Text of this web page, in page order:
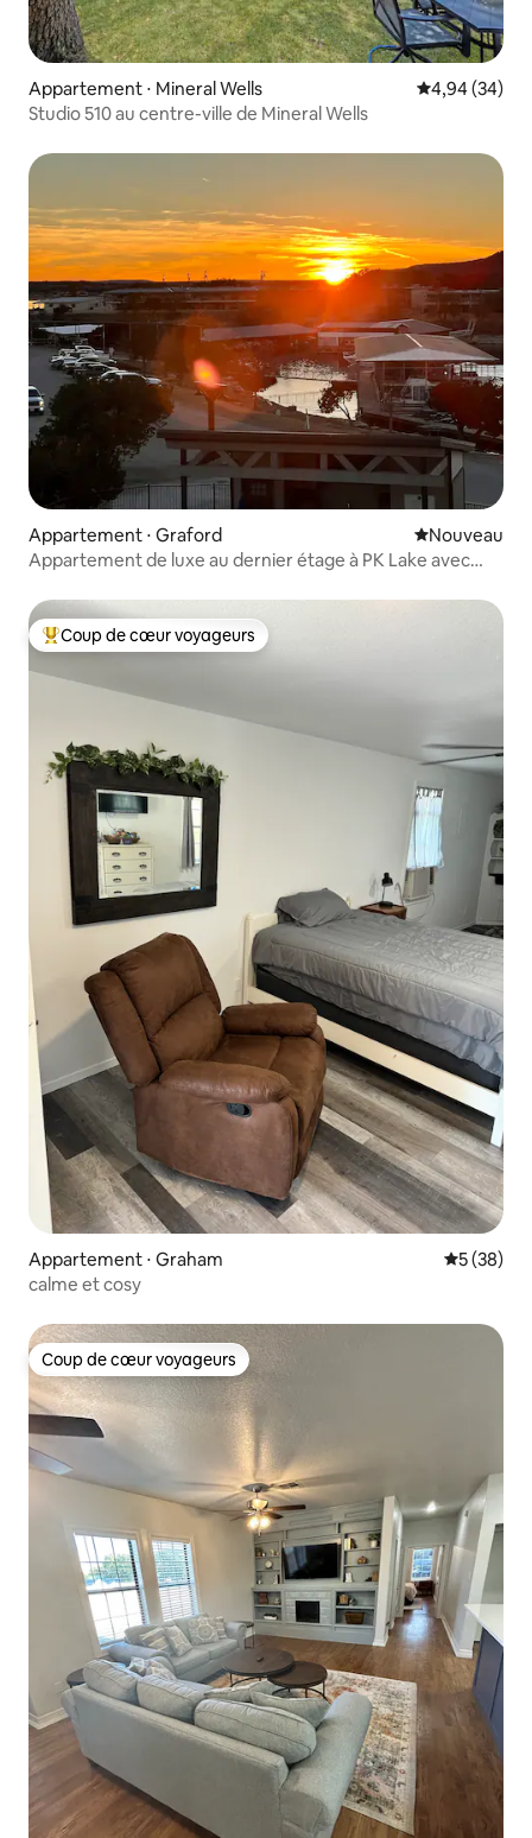
Appartement ⋅ Mineral Wells Évaluation
4,94 (34)
Studio 510 au centre-ville de Mineral Wells
Appartement ⋅ Graford Nouvel
Nouveau
Appartement de luxe au dernier étage à PK Lake avec
Coups de cœur voyageurs les plus appréciés
Coup de cœur voyageurs
Appartement ⋅ Graham
5 (38)
calme et cosy
Coup de cœur voyageurs
Coup de cœur voyageurs